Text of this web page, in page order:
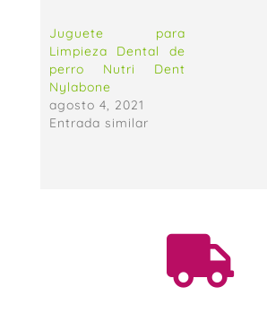
Juguete para
Limpieza Dental de
perro Nutri Dent
Nylabone
agosto 4, 2021
Entrada similar
